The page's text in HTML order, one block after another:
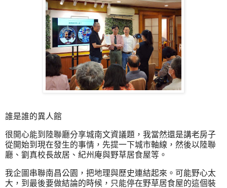
誰是誰的異人館
很開心能到陸聯廳分享城南文資議題，我當然還是講老房子
從開始到現在發生的事情，先提一下城市軸線，然後以陸聯
廳、劉真校長故居、紀州庵與野草居食屋等。
我企圖串聯南昌公園，把地理與歷史連結起來。可能野心太
大，到最後要做結論的時候，只能停在野草居食屋的這個裝